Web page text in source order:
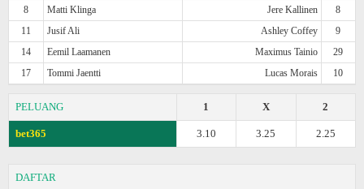
8
Matti Klinga Jere Kallinen
8
11
Jusif Ali Ashley Coffey
9
14
Eemil Laamanen Maximus Tainio
29
17
Tommi Jaentti Lucas Morais 10
PELUANG 2
X
1
bet365 2.25
3.25
3.10
DAFTAR